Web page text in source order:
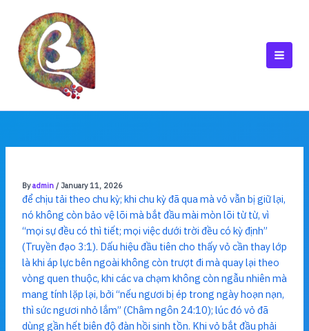
content
Byadmin / January 11, 2026
để chịu tải theo chu kỳ; khi chu kỳ đã qua mà vỏ vẫn bị giữ lại,
nó không còn bảo vệ lõi mà bắt đầu mài mòn lõi từ từ, vì
“mọi sự đều có thì tiết; mọi việc dưới trời đều có kỳ định”
(Truyền đạo 3:1). Dấu hiệu đầu tiên cho thấy vỏ cần thay lớp
là khi áp lực bên ngoài không còn trượt đi mà quay lại theo
vòng quen thuộc, khi các va chạm không còn ngẫu nhiên mà
mang tính lặp lại, bởi “nếu ngươi bị ép trong ngày hoạn nạn,
thì sức ngươi nhỏ lắm” (Châm ngôn 24:10); lúc đó vỏ đã
dùng gần hết biên độ đàn hồi sinh tồn. Khi vỏ bắt đầu phải